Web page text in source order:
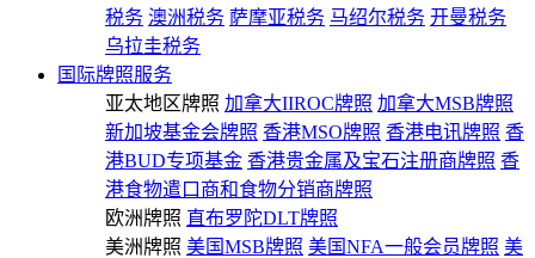
税务 澳洲税务 萨摩亚税务 马绍尔税务 开曼税务
乌拉圭税务
国际牌照服务
亚太地区牌照 加拿大IIROC牌照 加拿大MSB牌照
新加坡基金会牌照 香港MSO牌照 香港电讯牌照 香
港BUD专项基金 香港贵金属及宝石注册商牌照 香
港食物遣口商和食物分销商牌照
欧洲牌照 直布罗陀DLT牌照
美洲牌照 美国MSB牌照 美国NFA一般会员牌照 美